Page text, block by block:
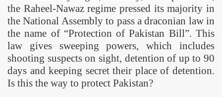
the Raheel-Nawaz regime pressed its majority in
the National Assembly to pass a draconian law in
the name of “Protection of Pakistan Bill”. This
law gives sweeping powers, which includes
shooting suspects on sight, detention of up to 90
days and keeping secret their place of detention.
Is this the way to protect Pakistan?